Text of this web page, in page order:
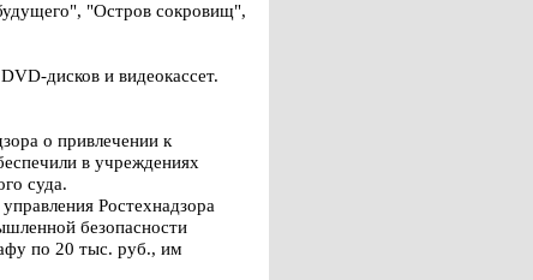
"Остров сокровищ",
дисков и видеокассет.
о привлечении к
в учреждениях
суда.
Ростехнадзора
безопасности
по 20 тыс. руб., им